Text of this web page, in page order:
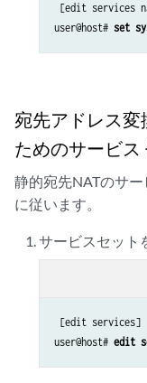
[edit services
user@host# set
宛先アドレス
ためのサービス
静的宛先NATのサ
に従います。
サービスセット
[edit services]
user@host# edit